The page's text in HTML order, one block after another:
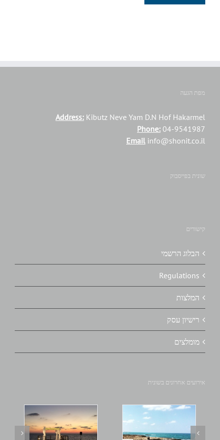
מפת הגעה
Address: Kibutz Neve Yam D.N Hof Hakarmel
Phone: 04-9541987
Email info@shonit.co.il
שונית בפייסבוק
קישורים
הבלוג הרשמי
Regulations
המלצות
רישיון עסק
מומלצים
אירועים אחרונים בשונית